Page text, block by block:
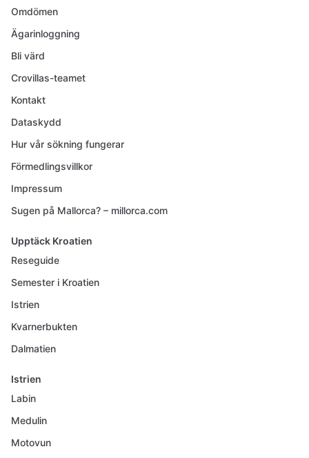
Omdömen
Ägarinloggning
Bli värd
Crovillas-teamet
Kontakt
Dataskydd
Hur vår sökning fungerar
Förmedlingsvillkor
Impressum
Sugen på Mallorca? – millorca.com
Upptäck Kroatien
Reseguide
Semester i Kroatien
Istrien
Kvarnerbukten
Dalmatien
Istrien
Labin
Medulin
Motovun